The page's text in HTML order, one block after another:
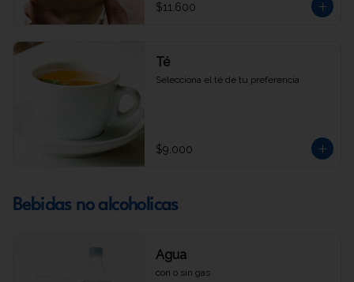
$11.600
Té
Selecciona el té de tu preferencia
$9.000
Bebidas no alcoholicas
Agua
con o sin gas